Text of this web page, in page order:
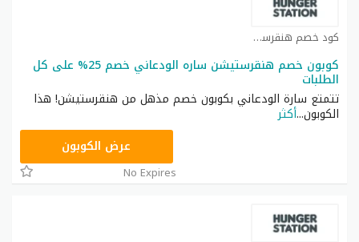
كود خصم هنقرستيشن كوبون
كوبون خصم هنقرستيشن ساره الودعاني خصم 25% على كل
الطلبات
تتمتع سارة الودعاني بكوبون خصم مذهل من هنقرستيشن! هذا
الكوبون...أكثر
عرض الكوبون
No Expires